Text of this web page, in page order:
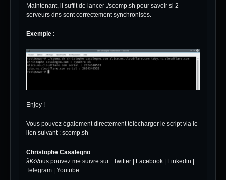
Maintenant, il suffit de lancer ./scomp.sh pour savoir si 2
serveurs dns sont correctement synchronisés.
Exemple :
Enjoy !
Vous pouvez également directement télécharger le script via le
lien suivant : scomp.sh
Christophe Casalegno
â€‹Vous pouvez me suivre sur : Twitter | Facebook | Linkedin |
Telegram | Youtube